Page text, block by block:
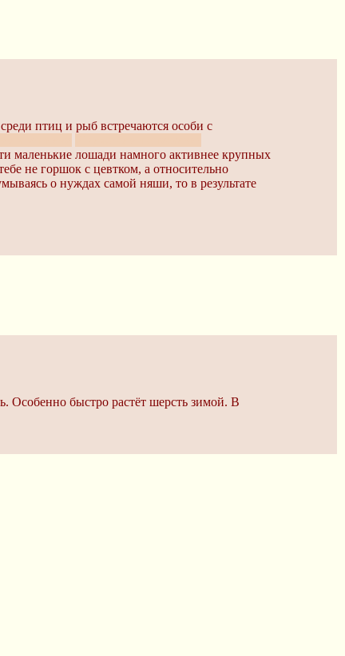
птиц и рыб встречаются особи с
маленькие лошади намного активнее крупных
не горшок с цевтком, а относительно
о нуждах самой няши, то в результате
Особенно быстро растёт шерсть зимой. В